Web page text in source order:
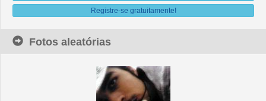
Registre-se gratuitamente!
Fotos aleatórias